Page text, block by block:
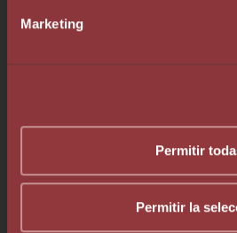
Marketing
Permitir
Permitir la
United States +1
На каком этапе вы